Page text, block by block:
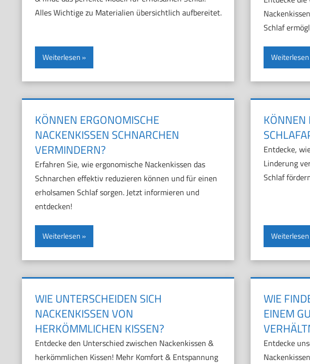
Alles Wichtige zu Materialien übersichtlich aufbereitet.
Weiterlesen
Schlaf
Weiterlesen
KÖNNEN ERGONOMISCHE
NACKENKISSEN SCHNARCHEN
VERMINDERN?
Erfahren Sie, wie ergonomische Nackenkissen das
Schnarchen effektiv reduzieren können und für einen
erholsamen Schlaf sorgen. Jetzt informieren und
entdecken!
Weiterlesen
KÖNNEN
Entdecke,
Linderung
Schlaf
Weiterlesen
WIE UNTERSCHEIDEN SICH
NACKENKISSEN VON
HERKÖMMLICHEN KISSEN?
Entdecke den Unterschied zwischen Nackenkissen &
herkömmlichen Kissen! Mehr Komfort & Entspannung
WIE
EINEM
Entdecke